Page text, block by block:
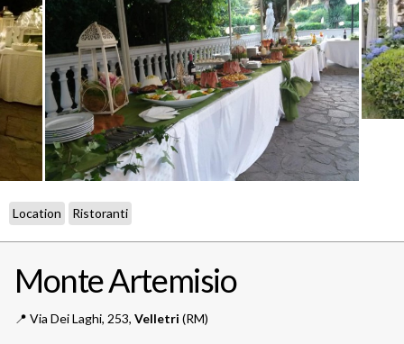
Location Ristoranti
Monte Artemisio
📍️ Via Dei Laghi, 253, Velletri (RM)